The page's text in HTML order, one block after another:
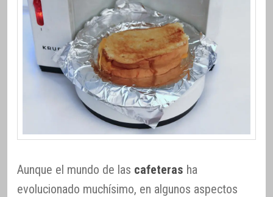
Aunque el mundo de las cafeteras ha
evolucionado muchísimo, en algunos aspectos